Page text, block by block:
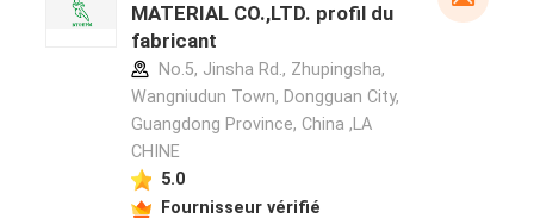
MATERIAL CO.,LTD. profil du
fabricant
No.5, Jinsha Rd., Zhupingsha,
Wangniudun Town, Dongguan City,
Guangdong Province, China ,LA
CHINE
5.0
Fournisseur vérifié